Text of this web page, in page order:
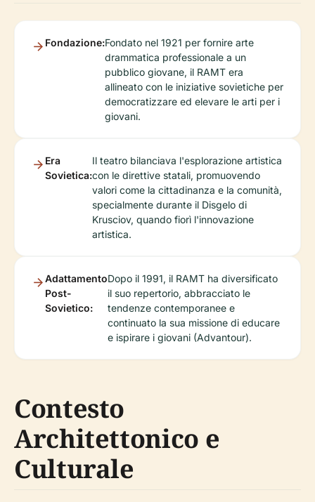
Fondazione:Fondato nel 1921 per fornire arte
drammatica professionale a un
pubblico giovane, il RAMT era
allineato con le iniziative sovietiche per
democratizzare ed elevare le arti per i
giovani.
Era
Sovietica:
Il teatro bilanciava l'esplorazione artistica
con le direttive statali, promuovendo
valori come la cittadinanza e la comunità,
specialmente durante il Disgelo di
Krusciov, quando fiorì l'innovazione
artistica.
Adattamento
Post-
Sovietico:
Dopo il 1991, il RAMT ha diversificato
il suo repertorio, abbracciato le
tendenze contemporanee e
continuato la sua missione di educare
e ispirare i giovani (Advantour).
Contesto
Architettonico e
Culturale